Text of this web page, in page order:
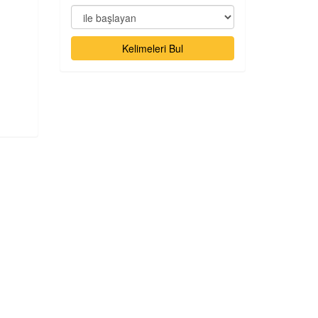
Kelimeleri Bul